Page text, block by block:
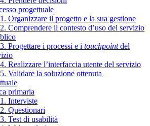
progettuale
Organizzare il progetto e la sua gestione
Comprendere il contesto d’uso del servizio
Progettare i processi e i touchpointdel
Realizzare l’interfaccia utente del servizio
Validare la soluzione ottenuta
primaria
Interviste
Questionari
Test di usabilità